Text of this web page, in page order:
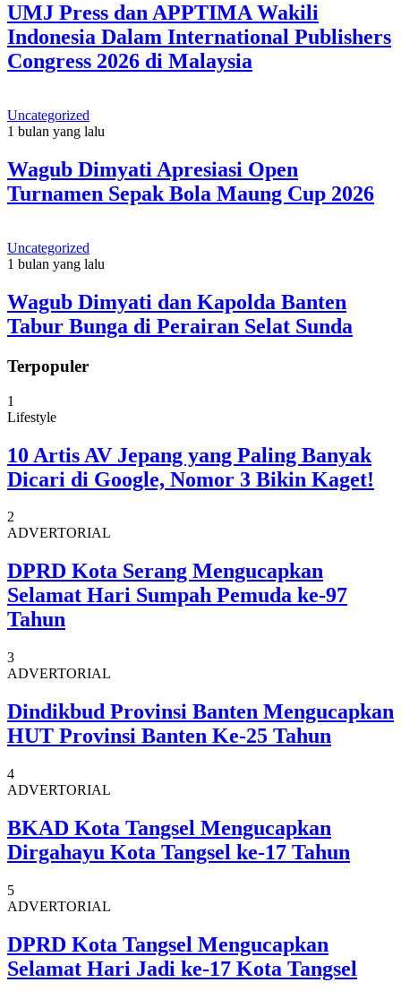
UMJ Press dan APPTIMA Wakili
Indonesia Dalam International Publishers
Congress 2026 di Malaysia
Uncategorized
1 bulan yang lalu
Wagub Dimyati Apresiasi Open
Turnamen Sepak Bola Maung Cup 2026
Uncategorized
1 bulan yang lalu
Wagub Dimyati dan Kapolda Banten
Tabur Bunga di Perairan Selat Sunda
Terpopuler
1
Lifestyle
10 Artis AV Jepang yang Paling Banyak
Dicari di Google, Nomor 3 Bikin Kaget!
2
ADVERTORIAL
DPRD Kota Serang Mengucapkan
Selamat Hari Sumpah Pemuda ke-97
Tahun
3
ADVERTORIAL
Dindikbud Provinsi Banten Mengucapkan
HUT Provinsi Banten Ke-25 Tahun
4
ADVERTORIAL
BKAD Kota Tangsel Mengucapkan
Dirgahayu Kota Tangsel ke-17 Tahun
5
ADVERTORIAL
DPRD Kota Tangsel Mengucapkan
Selamat Hari Jadi ke-17 Kota Tangsel